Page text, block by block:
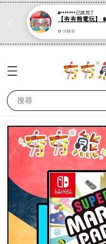
PS系列遊戲 滿500折
搜尋
A*******已購買了
17 分鐘前